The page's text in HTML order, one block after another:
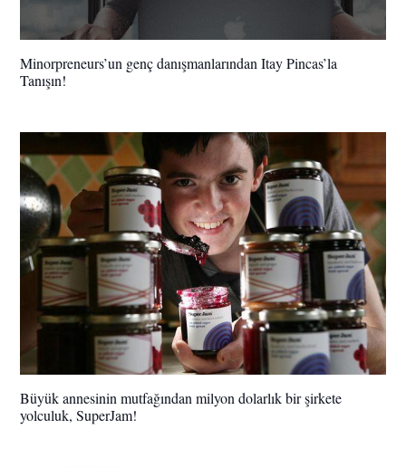
Minorpreneurs’un genç danışmanlarından Itay Pincas’la
Tanışın!
Büyük annesinin mutfağından milyon dolarlık bir şirkete
yolculuk, SuperJam!